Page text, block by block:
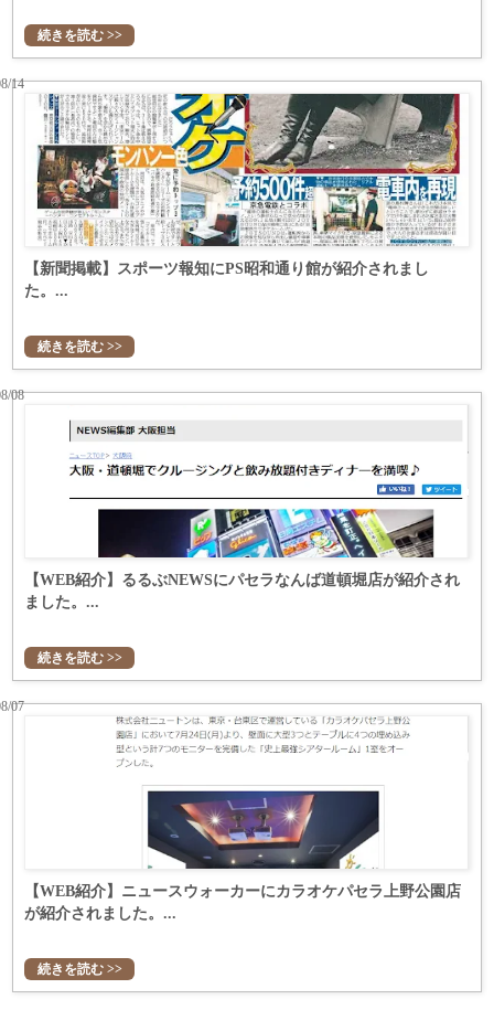
続きを読む >>
【新聞掲載】スポーツ報知にPS昭和通り館が紹介されまし
た。...
14
続きを読む >>
【WEB紹介】るるぶNEWSにパセラなんば道頓堀店が紹介され
ました。...
08
続きを読む >>
【WEB紹介】ニュースウォーカーにカラオケパセラ上野公園店
が紹介されました。...
07
続きを読む >>